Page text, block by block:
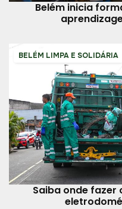
Belém inicia
BELÉM LIMPA E SOLIDÁRIA
Saiba onde fazer